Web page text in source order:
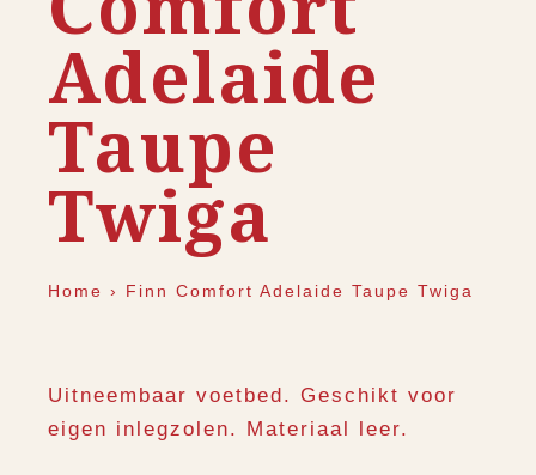
Adelaide
Taupe
Twiga
Home › Finn Comfort Adelaide Taupe Twiga
Uitneembaar voetbed. Geschikt voor
eigen inlegzolen. Materiaal leer.